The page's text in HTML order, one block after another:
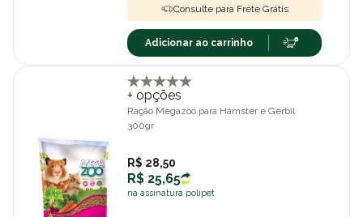
Consulte para Frete Grátis
Adicionar ao carrinho
+ opções
Ração Megazoo para Hamster e Gerbil
300gr
R$ 28,50
R$ 25,65
na assinatura polipet